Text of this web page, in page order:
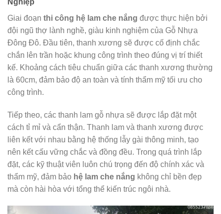
Nghiệp
Giai đoạn thi công hệ lam che nắng được thực hiện bởi
đội ngũ thợ lành nghề, giàu kinh nghiệm của Gỗ Nhựa
Đông Đô. Đầu tiên, thanh xương sẽ được cố định chắc
chắn lên trần hoặc khung công trình theo đúng vị trí thiết
kế. Khoảng cách tiêu chuẩn giữa các thanh xương thường
là 60cm, đảm bảo độ an toàn và tính thẩm mỹ tối ưu cho
công trình.
Tiếp theo, các thanh lam gỗ nhựa sẽ được lắp đặt một
cách tỉ mỉ và cẩn thận. Thanh lam và thanh xương được
liên kết với nhau bằng hệ thống lẫy gài thông minh, tạo
nên kết cấu vững chắc và đồng đều. Trong quá trình lắp
đặt, các kỹ thuật viên luôn chú trọng đến độ chính xác và
thẩm mỹ, đảm bảo hệ lam che nắng không chỉ bền đẹp
mà còn hài hòa với tổng thể kiến trúc ngôi nhà.